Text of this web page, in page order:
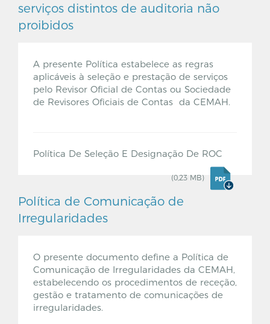
serviços distintos de auditoria não
proibidos
A presente Política estabelece as regras
aplicáveis à seleção e prestação de serviços
pelo Revisor Oficial de Contas ou Sociedade
de Revisores Oficiais de Contas da CEMAH.
Política De Seleção E Designação De ROC
(0,23 MB)
Política de Comunicação de
Irregularidades
O presente documento define a Política de
Comunicação de Irregularidades da CEMAH,
estabelecendo os procedimentos de receção,
gestão e tratamento de comunicações de
irregularidades.